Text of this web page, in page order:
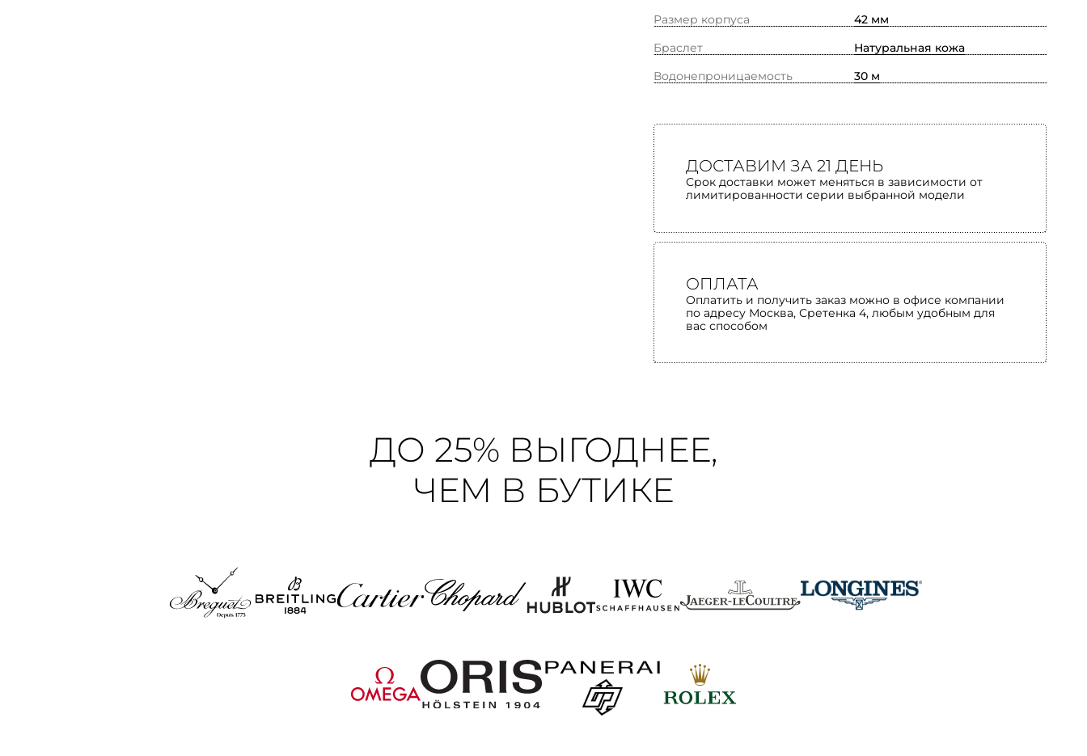
Размер корпуса
42 мм
Браслет
Натуральная кожа
Водонепроницаемость
30 м
ДОСТАВИМ ЗА 21 ДЕНЬ
Срок доставки может меняться в зависимости от
лимитированности серии выбранной модели
ОПЛАТА
Оплатить и получить заказ можно в офисе компании
по адресу Москва, Сретенка 4, любым удобным для
вас способом
ДО 25% ВЫГОДНЕЕ,
ЧЕМ В БУТИКЕ